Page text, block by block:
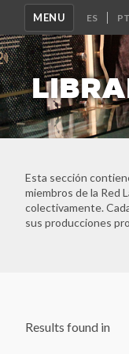
MENU
Esta sección
miembros de la Red
colectivamente.
sus producciones
Results found in
Corporación de
Corporación
Devoir de
Dirección de
Pueblo
Espacio para la
Espacio para la
CCDTyE OLIMPO
Fundación 1367-
Fundación de
Fundación
LUME - Lugar de